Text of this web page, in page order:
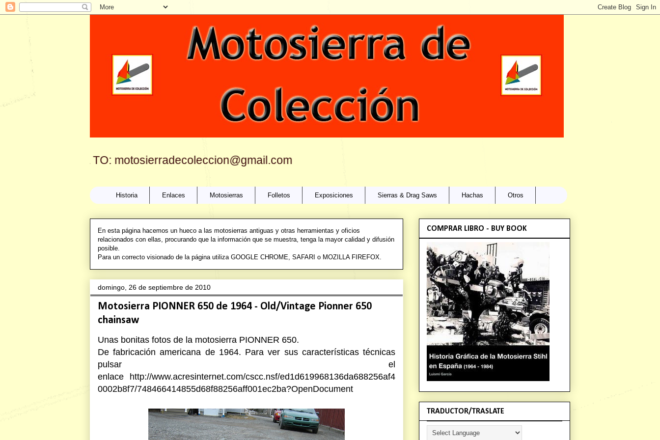
FOR MAIL TO: motosierradecoleccion@gmail.com
Historia Enlaces Motosierras Folletos Exposiciones Sierras & Drag Saws Hachas Otros
En esta página hacemos un hueco a las motosierras antiguas y otras herramientas y oficios
relacionados con ellas, procurando que la información que se muestra, tenga la mayor calidad y difusión
posible.
Para un correcto visionado de la página utiliza GOOGLE CHROME, SAFARI o MOZILLA FIREFOX.
domingo, 26 de septiembre de 2010
Motosierra PIONNER 650 de 1964 - Old/Vintage Pionner 650
chainsaw
Unas bonitas fotos de la motosierra PIONNER 650.
De fabricación americana de 1964. Para ver sus características técnicas
pulsar el
enlace http://www.acresinternet.com/cscc.nsf/ed1d619968136da688256af4
0002b8f7/748466414855d68f88256aff001ec2ba?OpenDocument
COMPRAR LIBRO - BUY BOOK
TRADUCTOR/TRASLATE